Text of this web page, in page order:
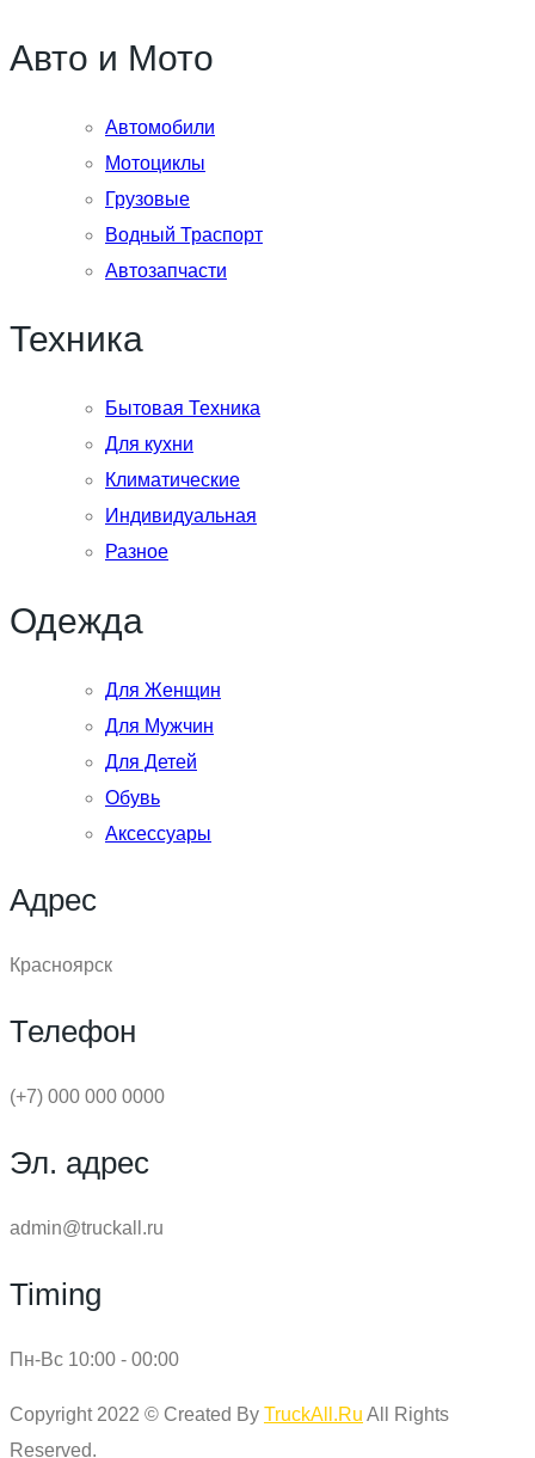
Авто и Мото
Автомобили
Мотоциклы
Грузовые
Водный Траспорт
Автозапчасти
Техника
Бытовая Техника
Для кухни
Климатические
Индивидуальная
Разное
Одежда
Для Женщин
Для Мужчин
Для Детей
Обувь
Аксессуары
Адрес
Красноярск
Телефон
(+7) 000 000 0000
Эл. адрес
admin@truckall.ru
Timing
Пн-Вс 10:00 - 00:00
Copyright 2022 © Created By TruckAll.Ru All Rights
Reserved.